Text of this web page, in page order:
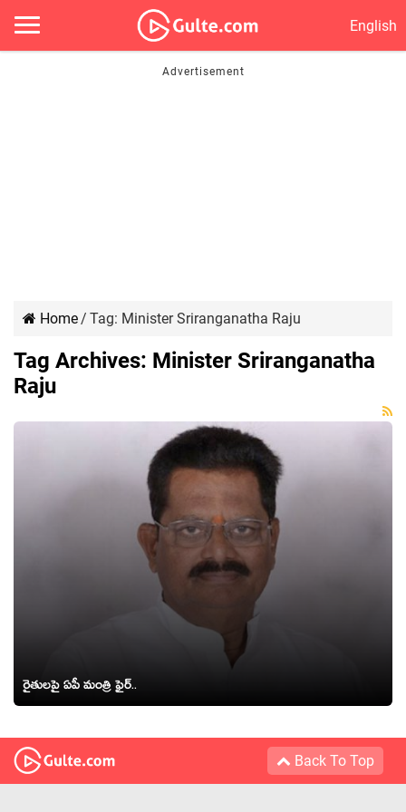
English
Home/ Tag: Minister Sriranganatha Raju
Tag Archives: Minister Sriranganatha
Raju
రైతుల‌పై ఏపీ మంత్రి ఫైర్‌..
Back To Top